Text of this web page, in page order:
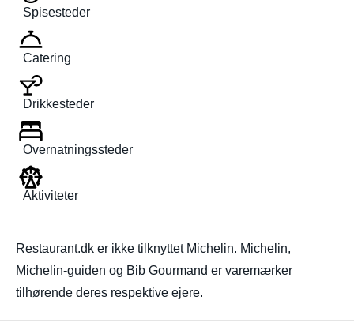
Spisesteder
Catering
Drikkesteder
Overnatningssteder
Aktiviteter
Restaurant.dk er ikke tilknyttet Michelin. Michelin,
Michelin-guiden og Bib Gourmand er varemærker
tilhørende deres respektive ejere.